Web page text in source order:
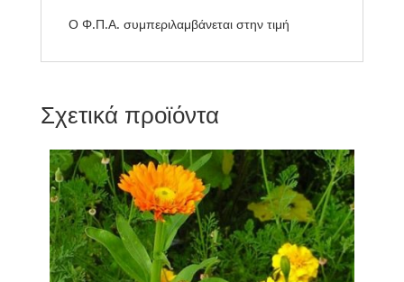
Ο Φ.Π.Α. συμπεριλαμβάνεται στην τιμή
Σχετικά προϊόντα